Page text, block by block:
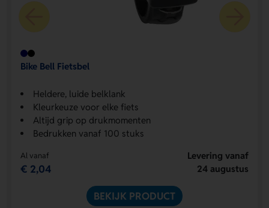
Bike Bell Fietsbel
Heldere, luide belklank
Kleurkeuze voor elke fiets
Altijd grip op drukmomenten
Bedrukken vanaf 100 stuks
Al vanaf
€ 2,04
Levering vanaf
24 augustus
BEKIJK PRODUCT